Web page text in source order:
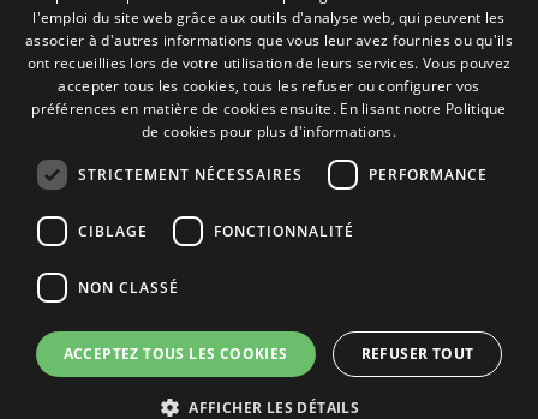
Contact
Camino de los Huertos, S/N. Apdo 100
50620 - Casetas (Zaragoza) SPAIN
+(34) 976 462 121
© Lecitrailer S.A. 2026
FRENCH
ITALIAN
PORTUGUESE
l'emploi du site web grâce aux outils d'analyse web, qui peuvent les
associer à d'autres informations que vous leur avez fournies ou qu'ils
ont recueillies lors de votre utilisation de leurs services. Vous pouvez
accepter tous les cookies, tous les refuser ou configurer vos
préférences en matière de cookies ensuite. En lisant notre Politique
de cookies pour plus d'informations.
STRICTEMENT NÉCESSAIRES PERFORMANCE
CIBLAGE FONCTIONNALITÉ
NON CLASSÉ
ACCEPTEZ TOUS LES COOKIES REFUSER TOUT
AFFICHER LES DÉTAILS